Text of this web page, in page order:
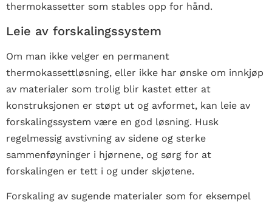
thermokassetter som stables opp for hånd.
Leie av forskalingssystem
Om man ikke velger en permanent
thermokassettløsning, eller ikke har ønske om innkjøp
av materialer som trolig blir kastet etter at
konstruksjonen er støpt ut og avformet, kan leie av
forskalingssystem være en god løsning. Husk
regelmessig avstivning av sidene og sterke
sammenføyninger i hjørnene, og sørg for at
forskalingen er tett i og under skjøtene.
Forskaling av sugende materialer som for eksempel